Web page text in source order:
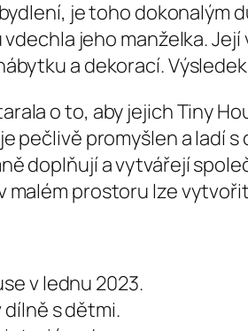
je toho dokonalým
jeho manželka.
a dekorací.
o to, aby jejich Tiny
pečlivě promyšlen a ladí
doplňují a vytvářejí
malém prostoru lze
v lednu 2023.
s dětmi.